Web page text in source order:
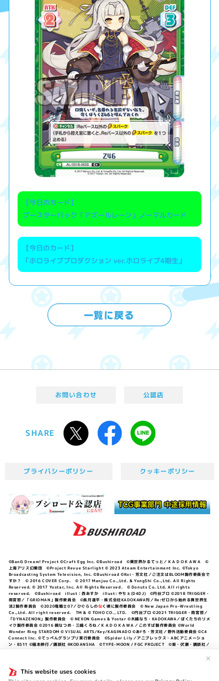
This website uses cookies
✕
【今日のカード】
ブースターパック「アズールレーン」ノーマルカード
【今日のカード】
「ホロライブプロダクション ver.ホロライブ4期生」
お問い合わせ 公認店
SHARE
プライバシーポリシー クッキーポリシー
©BanG Dream! Project ©Craft Egg Inc. ©Bushiroad ©異世界かるてっと／ＫＡＤＯＫＡＷＡ ©
上海アリス幻樂団 ©Project Revue Starlight © 2023 Ateam Entertainment Inc. ©Tokyo
Broadcasting System Television, Inc. ©Bushiroad ©Koi・芳文社／ご注文はBLOOM製作委員会で
すか？ © 2016 COVER Corp. © 2017 Manjuu Co.,Ltd. & YongShi Co.,Ltd. All Rights
Reserved. © 2017 Yostar, Inc. All Rights Reserved. © Donuts Co. Ltd. All rights
reserved. ©Bushiroad illust：西あすか illust: やちぇ(D4DJ) ©円谷プロ ©2018 TRIGGER・
雨宮哲／「GRIDMAN」製作委員会 ©長月達平・株式会社KADOKAWA刊／Re:ゼロから始める異世界生
活2製作委員会 ©2020竜騎士07／ひぐらしのなく頃に製作委員会 © New Japan Pro-Wrestling
Co.,Ltd. All right reserved. TM & © TOHO CO., LTD. ©円谷プロ ©2021 TRIGGER・雨宮哲／
「DYNAZENON」製作委員会 © NEXON Games & Yostar ©木緒なち・KADOKAWA／ぼくたちのリメ
イク製作委員会 ©2016 暁なつめ・三嶋くろね／ＫＡＤＯＫＡＷＡ／このすば製作委員会 ©World
Wonder Ring STARDOM © VISUAL ARTS/Key/KAGINADO ©あfろ・芳文社／野外活動委員会 ©C4
Connect Inc. ©てっぺんグランプリ実行委員会 ©Spider Lily／アニプレックス・ABCアニメーショ
ン・BS11 ©福本伸行／講談社 ®KODANSHA ©TYPE-MOON / FGC PROJECT ©柴・伏瀬・講談社／
©中村力斗・野澤ゆき子／集英社・君のことが大大大大大好きな製作委員会 ©IIS-P／ぽんのみち製作委
員会 ©円谷プロ ©2023 TRIGGER・雨宮哲／「劇場版グリッドマンユニバース」製作委員会 © NEXON